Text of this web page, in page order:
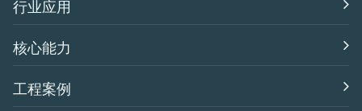
行业应用
核心能力
工程案例